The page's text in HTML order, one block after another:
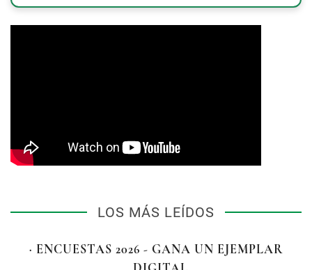
LOS MÁS LEÍDOS
· ENCUESTAS 2026 - GANA UN EJEMPLAR